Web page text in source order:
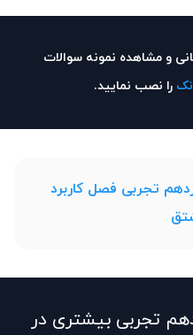
و مشاهده نمونه سوالات
را نصب نمایید.
تجربی فصل کاربرد
تجربی بیشتری در